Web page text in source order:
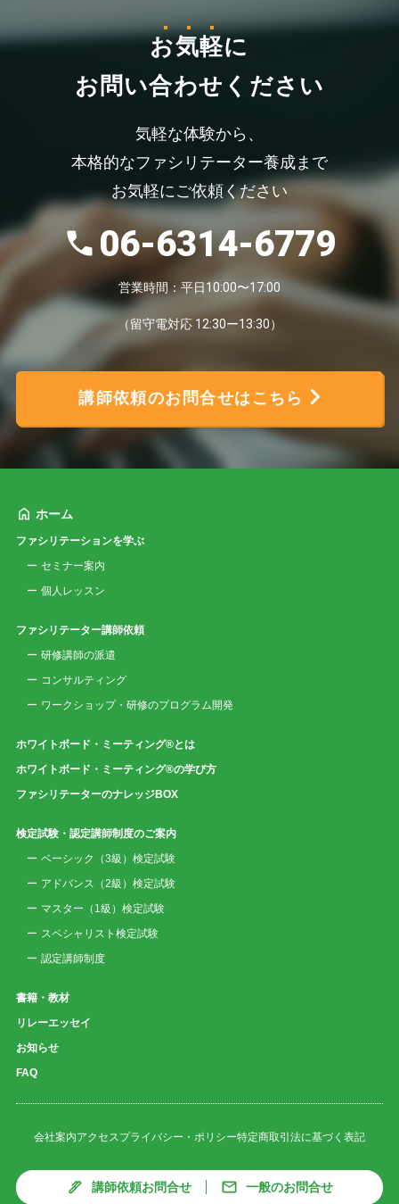
お気軽に
お問い合わせください
気軽な体験から、
本格的なファシリテーター養成まで
お気軽にご依頼ください
06-6314-6779
営業時間：平日10:00〜17:00
（留守電対応 12:30ー13:30）
講師依頼のお問合せはこちら
ホーム
ファシリテーションを学ぶ
セミナー案内
個人レッスン
ファシリテーター講師依頼
研修講師の派遣
コンサルティング
ワークショップ・研修のプログラム開発
ホワイトボード・ミーティング®とは
ホワイトボード・ミーティング®の学び方
ファシリテーターのナレッジBOX
検定試験・認定講師制度のご案内
ベーシック（3級）検定試験
アドバンス（2級）検定試験
マスター（1級）検定試験
スペシャリスト検定試験
認定講師制度
書籍・教材
リレーエッセイ
お知らせ
FAQ
会社案内アクセスプライバシー・ポリシー特定商取引法に基づく表記
講師依頼お問合せ 一般のお問合せ